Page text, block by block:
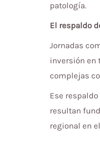
patología.
El respaldo
Jornadas
inversión en
complejas
Ese
resultan
regional en